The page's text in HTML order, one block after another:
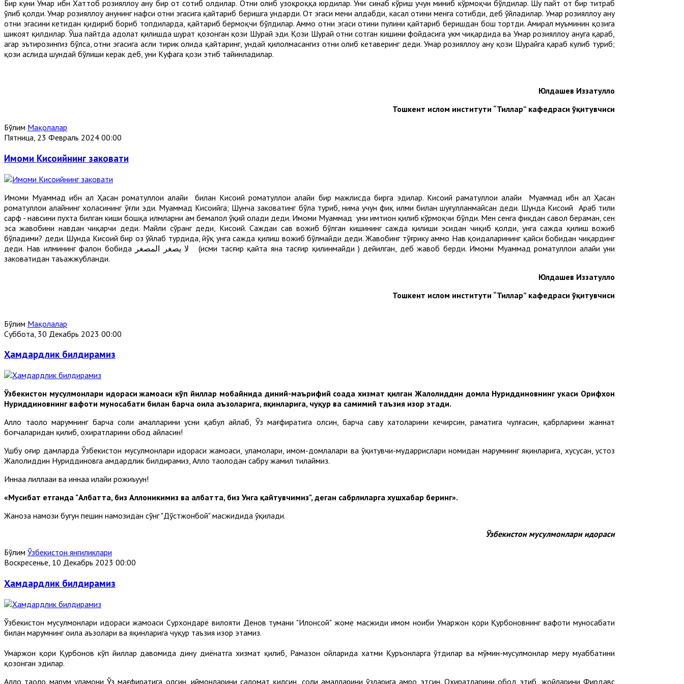
Бир куни Умар ибн Хаттоб розияллоҳу анҳу бир от сотиб олдилар. Отни олиб узоқроққа юрдилар. Уни синаб кўриш учун миниб кўрмоқчи бўлдилар. Шу пайт от бир титраб
ўлиб қолди. Умар розияллоҳу анҳунинг нафси отни эгасига қайтариб беришга ундарди. От эгаси мени алдабди, касал отини менга сотибди, деб ўйладилар. Умар розияллоҳу анҳу
отни эгасини кетидан қидириб бориб топдиларда, қайтариб бермоқчи бўлдилар. Аммо отни эгаси отини пулини қайтариб беришдан бош тортди. Амирал муъминин қозига
шикоят қилдилар. Ўша пайтда адолат қилишда шуҳрат қозонган қози Шурайҳ эди. Қози Шурайҳ отни сотган кишини фойдасига ҳукм чиқардида ва Умар розияллоҳу анҳуга қараб,
агар эътирозингиз бўлса, отни эгасига асли тирик ҳолида қайтаринг, ундай қилолмасангиз отни олиб кетаверинг деди. Умар розияллоҳу анҳу қози Шурайҳга қараб кулиб туриб;
қози аслида шундай бўлиши керак деб, уни Куфага қози этиб тайинладилар.
Юлдашев Иззатуллоҳ
Тошкент ислом институти “Тиллар” кафедраси ўқитувчиси
Бўлим Мақолалар
Пятница, 23 Февраль 2024 00:00
Имоми Кисоийнинг заковати
Имоми Муҳаммад ибн ал Ҳасан роҳматуллоҳи алайҳи билан Кисоий роҳматуллоҳи алайҳи бир мажлисда бирга эдилар. Кисоий раҳматуллоҳи алайҳи Муҳаммад ибн ал Ҳасан
роҳматуллоҳи алайҳнинг холасининг ўғли эди. Муҳаммад Кисоийга; Шунча заковатинг бўла туриб, нима учун фиқҳ илми билан шуғулланмайсан деди. Шунда Кисоий Араб тили
сарф - наҳвсини пухта билган киши бошқа илмларни ҳам бемалол ўқий олади деди. Имоми Муҳаммад уни имтиҳон қилиб кўрмоқчи бўлди. Мен сенга фиқҳдан савол бераман, сен
эса жавобини наҳвдан чиқарчи деди. Майли сўранг деди, Кисоий. Саждаи саҳв вожиб бўлган кишининг сажда қилиши эсидан чиқиб қолди, унга сажда қилиш вожиб
бўладими? деди. Шунда Кисоий бир оз ўйлаб турдида, йўқ унга сажда қилиш вожиб бўлмайди деди. Жавобинг тўғрику аммо Наҳв қоидаларининг қайси бобидан чиқардинг
деди. Наҳв илмининг фалон бобида لا يصغر المصغر (исми тасғир қайта яна тасғир қилинмайди ) дейилган, деб жавоб берди. Имоми Муҳаммад роҳматуллоҳи алайҳи уни
заковатидан таъажжубланди.
Юлдашев Иззатуллоҳ
Тошкент ислом институти “Тиллар” кафедраси ўқитувчиси
Бўлим Мақолалар
Суббота, 30 Декабрь 2023 00:00
Ҳамдардлик билдирамиз
Ўзбекистон мусулмонлари идораси жамоаси кўп йиллар мобайнида диний-маърифий соҳада хизмат қилган Жалолиддин домла Нуриддиновнинг укаси Орифхон
Нуриддиновнинг вафоти муносабати билан барча оила аъзоларига, яқинларига, чуқур ва самимий таъзия изҳор этади.
Аллоҳ таоло марҳумнинг барча солиҳ амалларини ҳусни қабул айлаб, Ўз мағфиратига олсин, барча саҳву хатоларини кечирсин, раҳматига чулғасин, қабрларини жаннат
боғчаларидан қилиб, охиратларини обод айласин!
Ушбу оғир дамларда Ўзбекистон мусулмонлари идораси жамоаси, уламолари, имом-домлалари ва ўқитувчи-мударрислари номидан марҳумнинг яқинларига, хусусан, устоз
Жалолиддин Нуриддиновга ҳамдардлик билдирамиз, Аллоҳ таолодан сабру жамил тилаймиз.
Иннаа лиллааҳи ва иннаа илайҳи рожиъуун!
«Мусибат етганда "Албатта, биз Аллоҳникимиз ва албатта, биз Унга қайтувчимиз", деган сабрлиларга хушхабар беринг».
Жаноза намози бугун пешин намозидан сўнг "Дўстжонбой" масжидида ўқилади.
Ўзбекистон мусулмонлари идораси
Бўлим Ўзбекистон янгиликлари
Воскресенье, 10 Декабрь 2023 00:00
Ҳамдардлик билдирамиз
Ўзбекистон мусулмонлари идораси жамоаси Сурхондарё вилояти Денов тумани "Илонсой" жоме масжиди имом ноиби Умаржон қори Қурбоновнинг вафоти муносабати
билан марҳумнинг оила аъзолари ва яқинларига чуқур таъзия изҳор этамиз.
Умаржон қори Қурбонов кўп йиллар давомида дину диёнатга хизмат қилиб, Рамазон ойларида хатми Қуръонларга ўтдилар ва мўмин-мусулмонлар меҳру муҳаббатини
қозонган эдилар.
Аллоҳ таоло марҳум уламони Ўз мағфиратига олсин, иймонларини саломат қилсин, солиҳ амалларини ўзларига ҳамроҳ этсин. Охиратларини обод этиб, жойларини Фирдавс